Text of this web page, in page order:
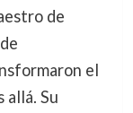
de
el
allá. Su